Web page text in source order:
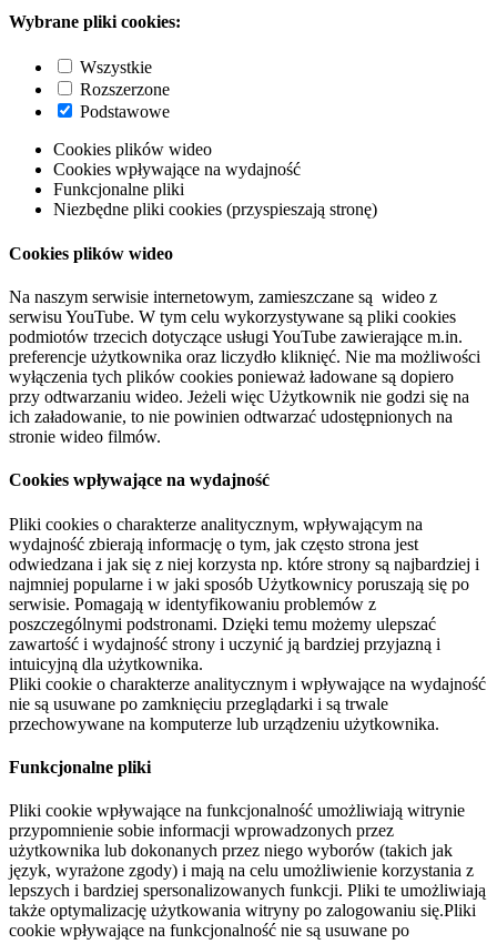
Wybrane pliki cookies:
Wszystkie
Rozszerzone
Podstawowe
Cookies plików wideo
Cookies wpływające na wydajność
Funkcjonalne pliki
Niezbędne pliki cookies (przyspieszają stronę)
Cookies plików wideo
Na naszym serwisie internetowym, zamieszczane są wideo z
serwisu YouTube. W tym celu wykorzystywane są pliki cookies
podmiotów trzecich dotyczące usługi YouTube zawierające m.in.
preferencje użytkownika oraz liczydło kliknięć. Nie ma możliwości
wyłączenia tych plików cookies ponieważ ładowane są dopiero
przy odtwarzaniu wideo. Jeżeli więc Użytkownik nie godzi się na
ich załadowanie, to nie powinien odtwarzać udostępnionych na
stronie wideo filmów.
Cookies wpływające na wydajność
Pliki cookies o charakterze analitycznym, wpływającym na
wydajność zbierają informację o tym, jak często strona jest
odwiedzana i jak się z niej korzysta np. które strony są najbardziej i
najmniej popularne i w jaki sposób Użytkownicy poruszają się po
serwisie. Pomagają w identyfikowaniu problemów z
poszczególnymi podstronami. Dzięki temu możemy ulepszać
zawartość i wydajność strony i uczynić ją bardziej przyjazną i
intuicyjną dla użytkownika.
Pliki cookie o charakterze analitycznym i wpływające na wydajność
nie są usuwane po zamknięciu przeglądarki i są trwale
przechowywane na komputerze lub urządzeniu użytkownika.
Funkcjonalne pliki
Pliki cookie wpływające na funkcjonalność umożliwiają witrynie
przypomnienie sobie informacji wprowadzonych przez
użytkownika lub dokonanych przez niego wyborów (takich jak
język, wyrażone zgody) i mają na celu umożliwienie korzystania z
lepszych i bardziej spersonalizowanych funkcji. Pliki te umożliwiają
także optymalizację użytkowania witryny po zalogowaniu się.Pliki
cookie wpływające na funkcjonalność nie są usuwane po